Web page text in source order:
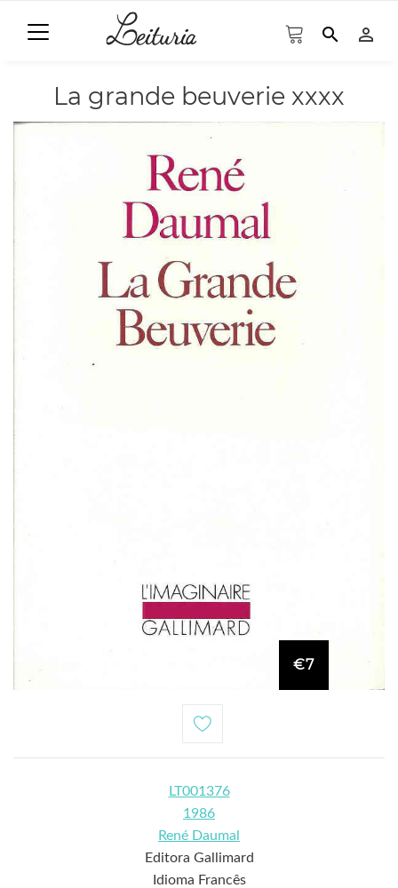
search person_outline
La grande beuverie xxxx
€7
LT001376
1986
René Daumal
Editora Gallimard
Idioma Francês